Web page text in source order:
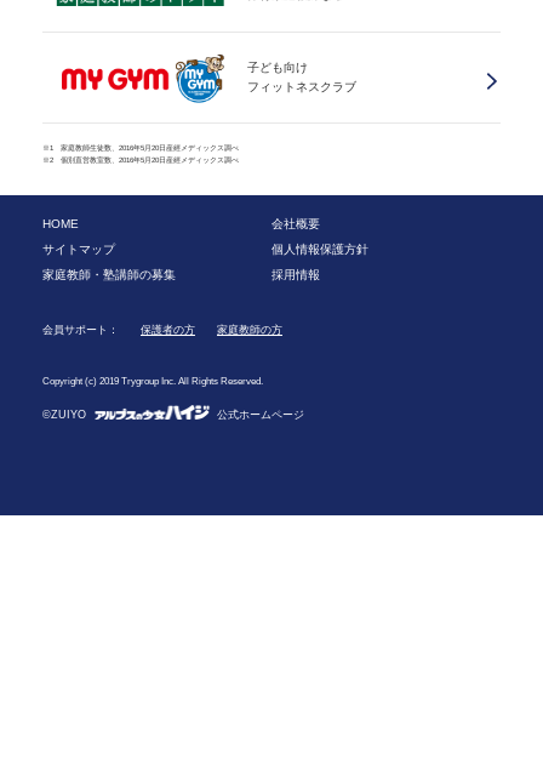
子ども向け
フィットネスクラブ
※1 家庭教師生徒数、2016年5月20日産經メディックス調べ
※2 個別直営教室数、2016年5月20日産經メディックス調べ
HOME
会社概要
サイトマップ
個人情報保護方針
家庭教師・塾講師の募集
採用情報
会員サポート： 保護者の方 家庭教師の方
Copyright (c) 2019 Trygroup Inc. All Rights Reserved.
©ZUIYO 公式ホームページ